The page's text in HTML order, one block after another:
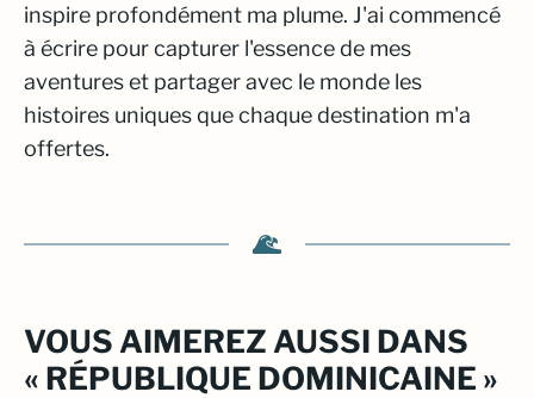
inspire profondément ma plume. J'ai commencé
à écrire pour capturer l'essence de mes
aventures et partager avec le monde les
histoires uniques que chaque destination m'a
offertes.
VOUS AIMEREZ AUSSI DANS
« RÉPUBLIQUE DOMINICAINE »